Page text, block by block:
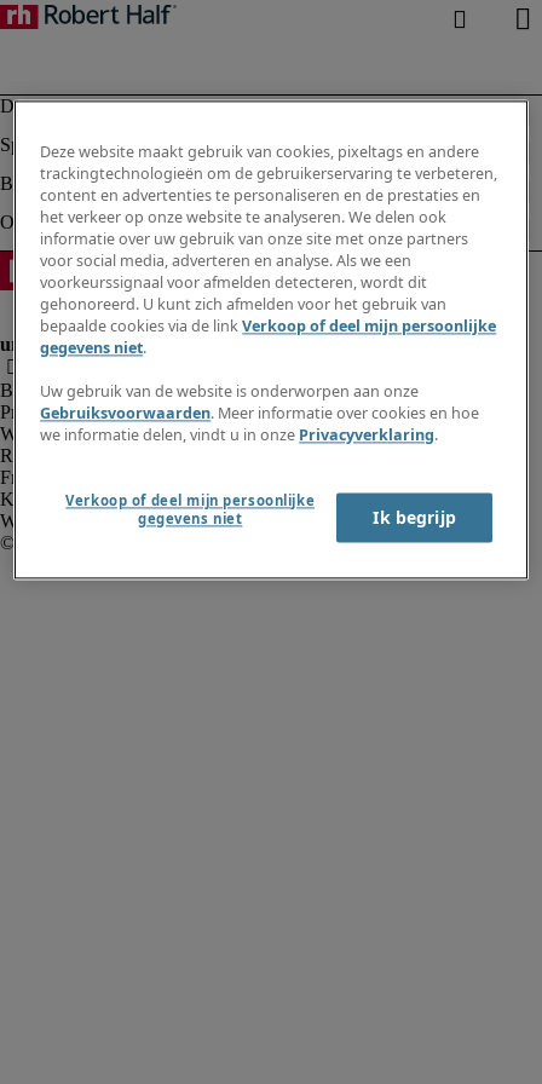
Bedrijfsinformatie
Privacyverklaring
Website en cookies
Rekruteringsvoorwaarden
Fraude alarm
Klokkenluidersregeling
Webmaster feedback
Deze website maakt gebruik van cookies, pixeltags en andere
trackingtechnologieën om de gebruikerservaring te verbeteren,
content en advertenties te personaliseren en de prestaties en
het verkeer op onze website te analyseren. We delen ook
informatie over uw gebruik van onze site met onze partners
voor social media, adverteren en analyse. Als we een
voorkeurssignaal voor afmelden detecteren, wordt dit
gehonoreerd. U kunt zich afmelden voor het gebruik van
bepaalde cookies via de linkVerkoop of deel mijn persoonlijke
gegevens niet.
Uw gebruik van de website is onderworpen aan onze
Gebruiksvoorwaarden. Meer informatie over cookies en hoe
we informatie delen, vindt u in onze Privacyverklaring.
Verkoop of deel mijn persoonlijke
gegevens niet
Ik begrijp